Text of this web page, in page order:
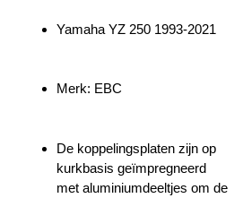
Yamaha YZ 250 1993-2021
Merk: EBC
De koppelingsplaten zijn op
kurkbasis geïmpregneerd
met aluminiumdeeltjes om de